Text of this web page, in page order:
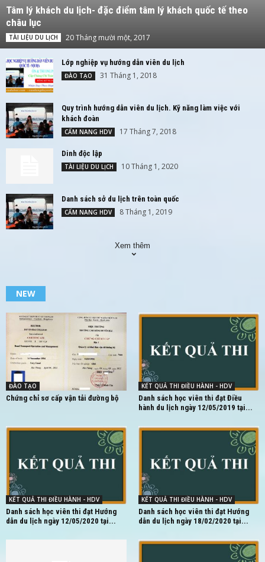
Tâm lý khách du lịch- đặc điểm tâm lý khách quốc tế theo
châu lục
TÀI LIỆU DU LỊCH 20 Tháng mười một, 2017
Lớp nghiệp vụ hướng dẫn viên du lịch
ĐÀO TẠO 31 Tháng 1, 2018
Quy trình hướng dẫn viên du lịch. Kỹ năng làm việc với
khách đoàn
CẨM NANG HDV 17 Tháng 7, 2018
Dinh độc lập
TÀI LIỆU DU LỊCH 10 Tháng 1, 2020
Danh sách sở du lịch trên toàn quốc
CẨM NANG HDV 8 Tháng 1, 2019
Xem thêm
NEW
ĐÀO TẠO
Chứng chỉ sơ cấp vận tải đường bộ
KẾT QUẢ THI ĐIỀU HÀNH - HDV
Danh sách học viên thi đạt Điều
hành du lịch ngày 12/05/2019 tại...
KẾT QUẢ THI ĐIỀU HÀNH - HDV
Danh sách học viên thi đạt Hướng
dẫn du lịch ngày 12/05/2020 tại...
KẾT QUẢ THI ĐIỀU HÀNH - HDV
Danh sách học viên thi đạt Hướng
dẫn du lịch ngày 18/02/2020 tại...